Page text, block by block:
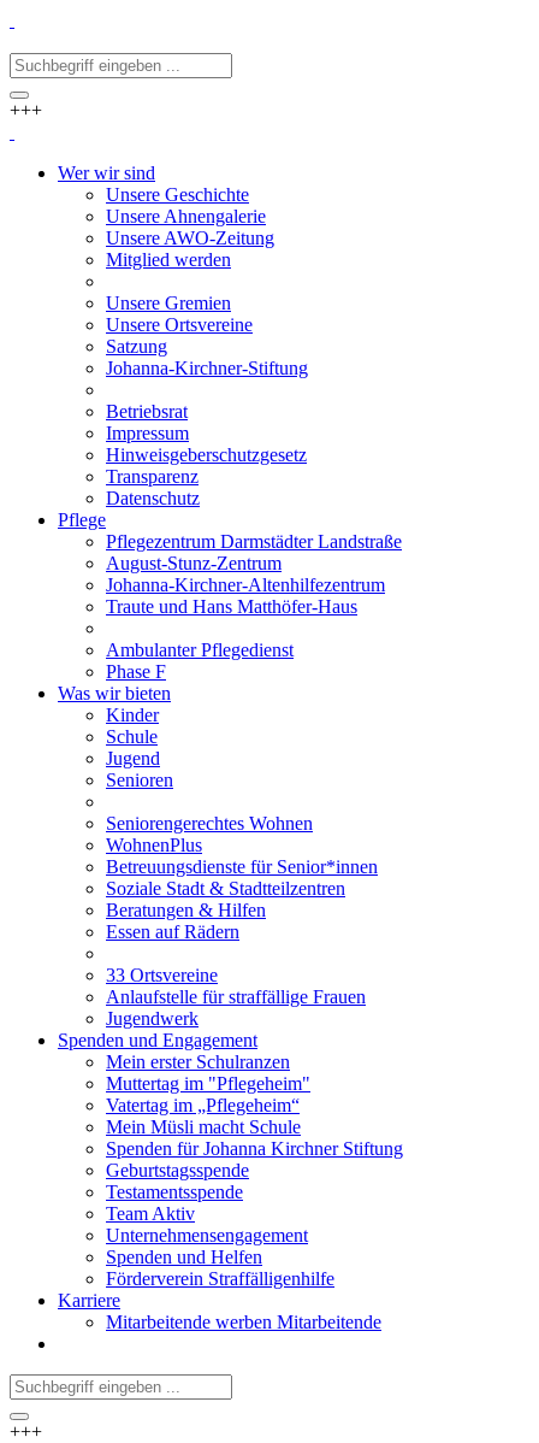
+++
Wer wir sind
Unsere Geschichte
Unsere Ahnengalerie
Unsere AWO-Zeitung
Mitglied werden
Unsere Gremien
Unsere Ortsvereine
Satzung
Johanna-Kirchner-Stiftung
Betriebsrat
Impressum
Hinweisgeberschutzgesetz
Transparenz
Datenschutz
Pflege
Pflegezentrum Darmstädter Landstraße
August-Stunz-Zentrum
Johanna-Kirchner-Altenhilfezentrum
Traute und Hans Matthöfer-Haus
Ambulanter Pflegedienst
Phase F
Was wir bieten
Kinder
Schule
Jugend
Senioren
Seniorengerechtes Wohnen
WohnenPlus
Betreuungsdienste für Senior*innen
Soziale Stadt & Stadtteilzentren
Beratungen & Hilfen
Essen auf Rädern
33 Ortsvereine
Anlaufstelle für straffällige Frauen
Jugendwerk
Spenden und Engagement
Mein erster Schulranzen
Muttertag im "Pflegeheim"
Vatertag im „Pflegeheim“
Mein Müsli macht Schule
Spenden für Johanna Kirchner Stiftung
Geburtstagsspende
Testamentsspende
Team Aktiv
Unternehmensengagement
Spenden und Helfen
Förderverein Straffälligenhilfe
Karriere
Mitarbeitende werben Mitarbeitende
+++